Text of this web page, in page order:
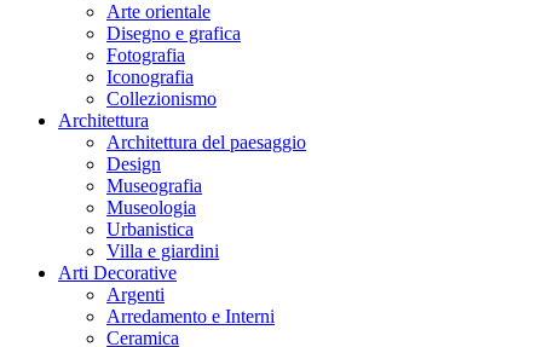
Arte orientale
Disegno e grafica
Fotografia
Iconografia
Collezionismo
Architettura
Architettura del paesaggio
Design
Museografia
Museologia
Urbanistica
Villa e giardini
Arti Decorative
Argenti
Arredamento e Interni
Ceramica